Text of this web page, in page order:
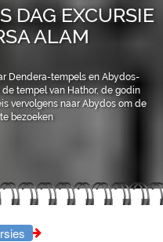
DAG EXCURSIE
ALAM
Dendera-tempels en Abydos-
tempel van Hathor, de godin
vervolgens naar Abydos om de
bezoeken